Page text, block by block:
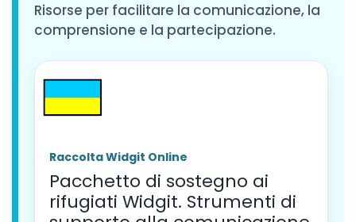
Risorse per facilitare la comunicazione, la
comprensione e la partecipazione.
Raccolta Widgit Online
Pacchetto di sostegno ai
rifugiati Widgit. Strumenti di